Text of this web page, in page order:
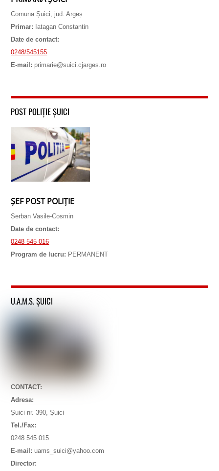
Comuna Șuici, jud. Argeș
Primar: Iatagan Constantin
Date de contact:
0248/545155
E-mail: primarie@suici.cjarges.ro
POST POLIȚIE ȘUICI
ȘEF POST POLIȚIE
Șerban Vasile-Cosmin
Date de contact:
0248 545 016
Program de lucru: PERMANENT
U.A.M.S. ŞUICI
CONTACT:
Adresa:
Șuici nr. 390, Șuici
Tel./Fax:
0248 545 015
E-mail: uams_suici@yahoo.com
Director: